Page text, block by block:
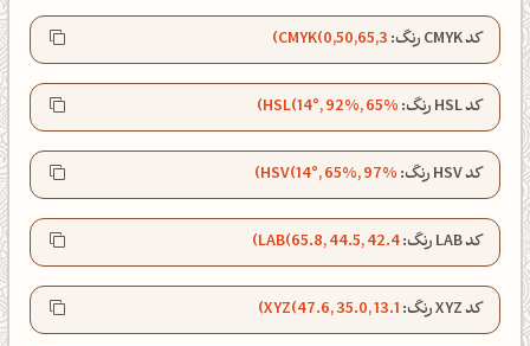
کد CMYK رنگ: CMYK(0,50,65,3)
کد HSL رنگ: HSL(14°, 92%, 65%)
کد HSV رنگ: HSV(14°, 65%, 97%)
کد LAB رنگ: LAB(65.8, 44.5, 42.4)
کد XYZ رنگ: XYZ(47.6, 35.0, 13.1)